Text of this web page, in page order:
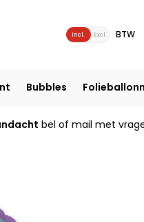
Incl. Excl. BTW
Bubbles
bel of mail met